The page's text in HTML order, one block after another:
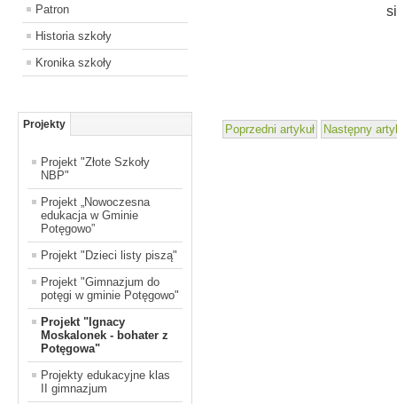
Patron
Historia szkoły
Kronika szkoły
Projekty
Projekt "Złote Szkoły
NBP"
Projekt „Nowoczesna
edukacja w Gminie
Potęgowo”
Projekt "Dzieci listy piszą"
Projekt "Gimnazjum do
potęgi w gminie Potęgowo"
Projekt "Ignacy
Moskalonek - bohater z
Potęgowa"
Projekty edukacyjne klas
II gimnazjum
Poprzedni artykuł Następny